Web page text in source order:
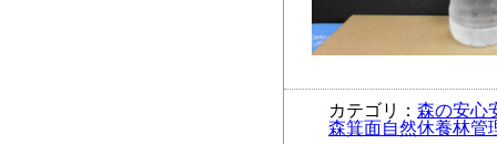
カテゴリ： 森の安心
森箕面自然休養林管